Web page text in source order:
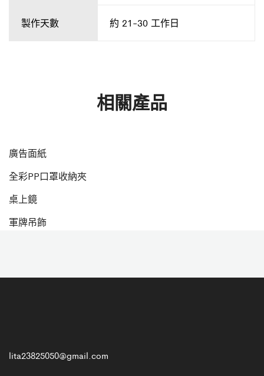
製作天數 約 21-30 工作日
相關產品
廣告面紙
全彩PP口罩收納夾
桌上鏡
軍牌吊飾
lita23825050@gmail.com